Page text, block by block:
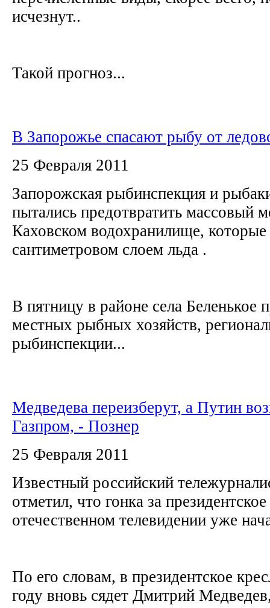
исчезнут..
Такой прогноз...
В Запорожье спасают рыбу от
25 Февраля 2011
Запорожская рыбинспекция и
пытались предотвратить массовый
Каховском водохранилище,
сантиметровом слоем льда .
В пятницу в районе села Беленькое
местных рыбных хозяйств,
рыбинспекции...
Медведева переизберут, а Путин
Газпром, - Познер
25 Февраля 2011
Известный российский
отметил, что гонка за
отечественном телевидении уже
По его словам, в президентское
году вновь сядет Дмитрий